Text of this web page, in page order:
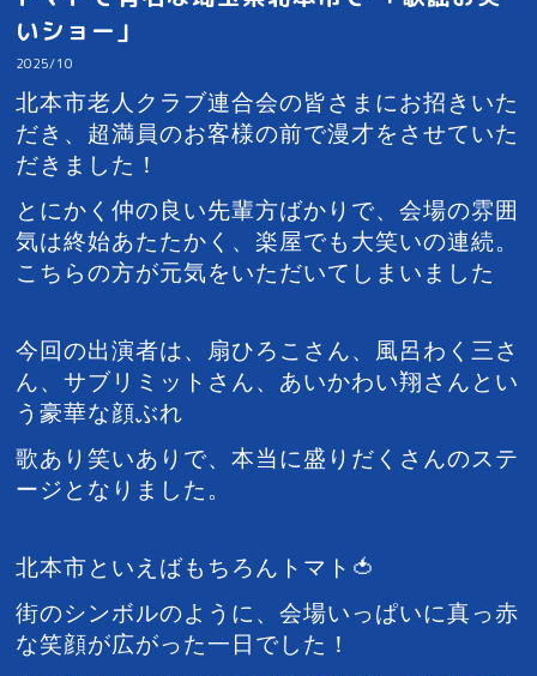
いショー」
2025/10
北本市老人クラブ連合会の皆さまにお招きいた
だき、超満員のお客様の前で漫才をさせていた
だきました！
とにかく仲の良い先輩方ばかりで、会場の雰囲
気は終始あたたかく、楽屋でも大笑いの連続。
こちらの方が元気をいただいてしまいました
今回の出演者は、扇ひろこさん、風呂わく三さ
ん、サブリミットさん、あいかわい翔さんとい
う豪華な顔ぶれ
歌あり笑いありで、本当に盛りだくさんのステ
ージとなりました。
北本市といえばもちろんトマト🍅
街のシンボルのように、会場いっぱいに真っ赤
な笑顔が広がった一日でした！